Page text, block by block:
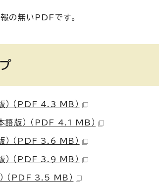
報の無いPDFです。
） （PDF 4.3 MB）
語版） （PDF 4.1 MB）
） （PDF 3.6 MB）
） （PDF 3.9 MB）
（PDF 3.5 MB）